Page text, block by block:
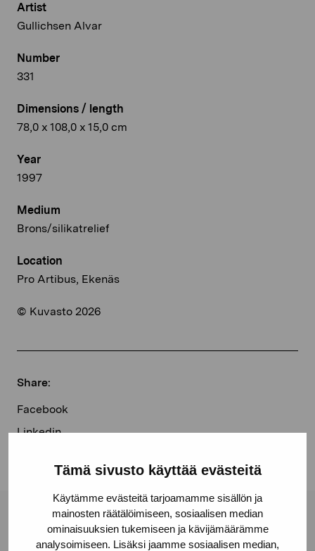
Tämä sivusto käyttää evästeitä
Käytämme evästeitä tarjoamamme sisällön ja
mainosten räätälöimiseen, sosiaalisen median
ominaisuuksien tukemiseen ja kävijämäärämme
analysoimiseen. Lisäksi jaamme sosiaalisen median,
Artist
Gullichsen Alvar
Number
331
Dimensions / length
78,0 x 108,0 x 15,0 cm
Year
1997
Medium
Brons/silikatrelief
Location
Pro Artibus, Ekenäs
© Kuvasto 2026
Share:
Facebook
Linkedin
Pro Artibus Foundation